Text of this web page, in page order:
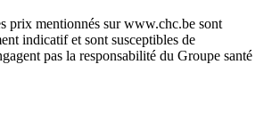
prix mentionnés sur www.chc.be sont
indicatif et sont susceptibles de
pas la responsabilité du Groupe santé